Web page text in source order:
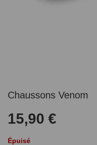
Chaussons Venom
15,90 €
Épuisé